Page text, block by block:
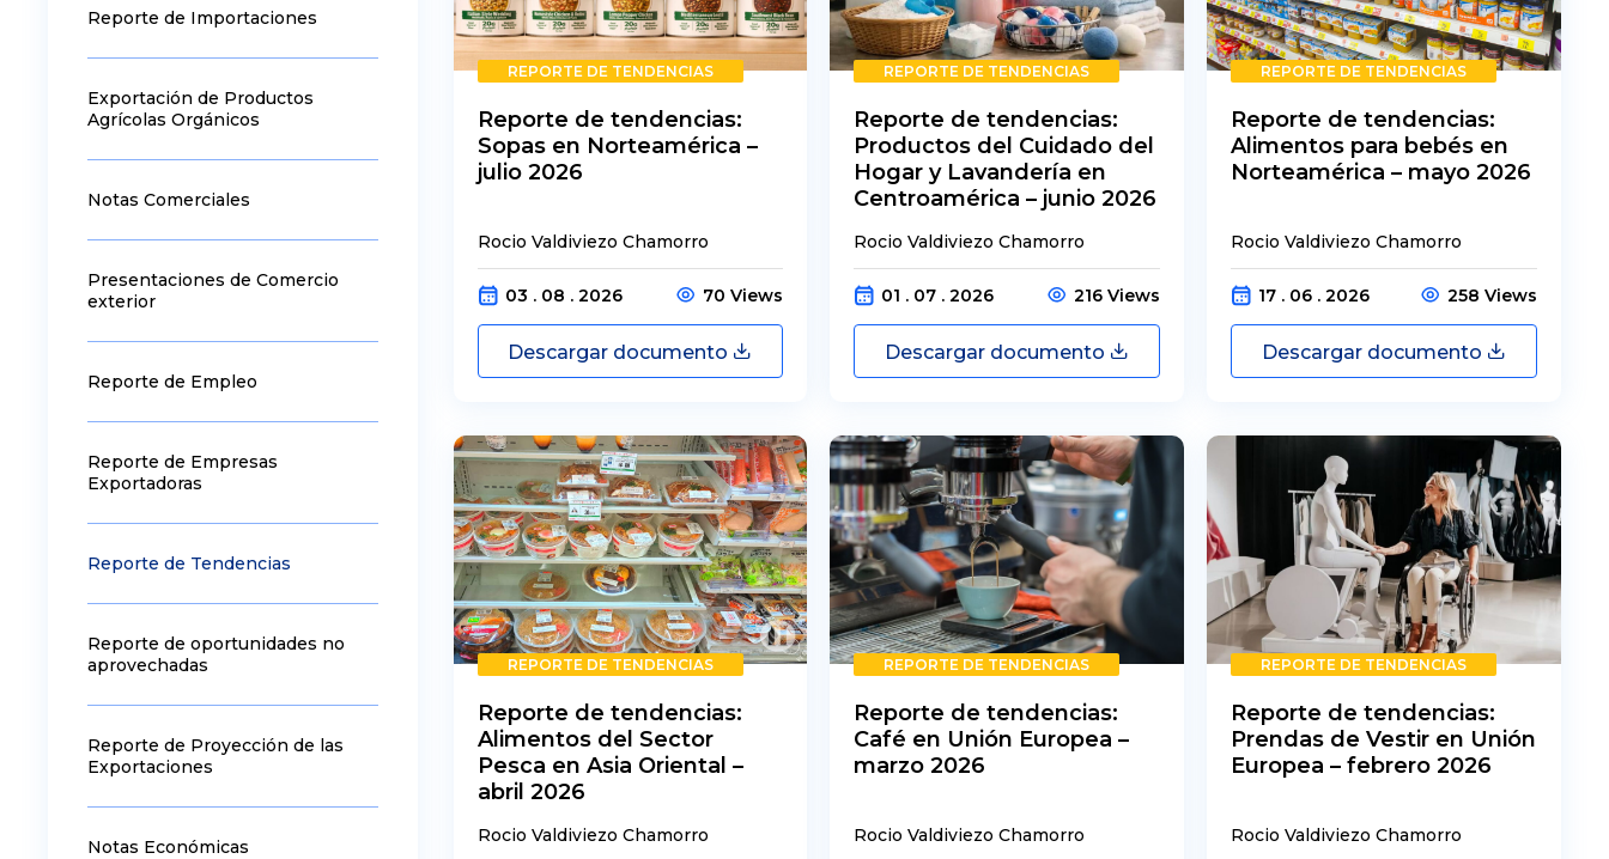
Reporte de Importaciones
Exportación de Productos
Agrícolas Orgánicos
Notas Comerciales
Presentaciones de Comercio
exterior
Reporte de Empleo
Reporte de Empresas
Exportadoras
Reporte de Tendencias
Reporte de oportunidades no
aprovechadas
Reporte de Proyección de las
Exportaciones
Notas Económicas
REPORTE DE TENDENCIAS
Reporte de tendencias:
Sopas en Norteamérica –
julio 2026
Rocio Valdiviezo Chamorro
03 . 08 . 2026 70 Views
Descargar documento
REPORTE DE TENDENCIAS
Reporte de tendencias:
Productos del Cuidado del
Hogar y Lavandería en
Centroamérica – junio 2026
Rocio Valdiviezo Chamorro
01 . 07 . 2026 216 Views
Descargar documento
REPORTE DE TENDENCIAS
Reporte de tendencias:
Alimentos para bebés en
Norteamérica – mayo 2026
Rocio Valdiviezo Chamorro
17 . 06 . 2026 258 Views
Descargar documento
REPORTE DE TENDENCIAS
Reporte de tendencias:
Alimentos del Sector
Pesca en Asia Oriental –
abril 2026
Rocio Valdiviezo Chamorro
REPORTE DE TENDENCIAS
Reporte de tendencias:
Café en Unión Europea –
marzo 2026
Rocio Valdiviezo Chamorro
REPORTE DE TENDENCIAS
Reporte de tendencias:
Prendas de Vestir en Unión
Europea – febrero 2026
Rocio Valdiviezo Chamorro